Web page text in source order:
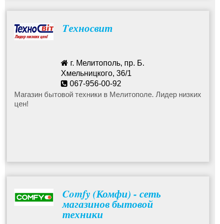
Tехносвит
г. Мелитополь, пр. Б.
Хмельницкого, 36/1
067-956-00-92
tehnosvit_melit@mail.ru
Магазин бытовой техники в Мелитополе. Лидер низких
цен!
Comfy (Комфи) - сеть
магазинов бытовой
техники